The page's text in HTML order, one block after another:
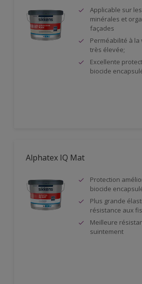
Applicable sur
minérales et
façades
Perméabilité à
très élevée;
Excellente
biocide
Alphatex IQ Mat
Protection
biocide
Plus grande
résistance aux
Meilleure
suintement